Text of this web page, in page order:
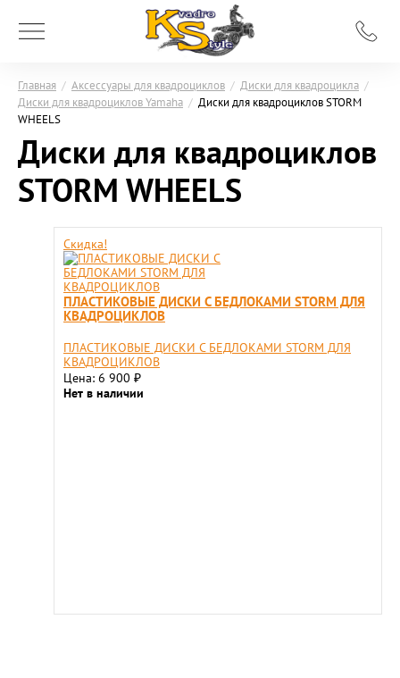
Главная / Аксессуары для квадроциклов / Диски для квадроцикла /
Диски для квадроциклов Yamaha / Диски для квадроциклов STORM
WHEELS
Диски для квадроциклов
STORM WHEELS
Скидка!
ПЛАСТИКОВЫЕ ДИСКИ С БЕДЛОКАМИ STORM ДЛЯ
КВАДРОЦИКЛОВ
ПЛАСТИКОВЫЕ ДИСКИ С БЕДЛОКАМИ STORM ДЛЯ
КВАДРОЦИКЛОВ
Цена: 6 900 ₽
Нет в наличии